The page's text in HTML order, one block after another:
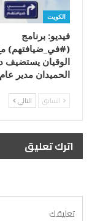
الكويت
فيديو: برنامج
(#في_ضيافتهم)
الوقيان يستضيف
الحميدان مدير
السابق التالي
اترك تعليق